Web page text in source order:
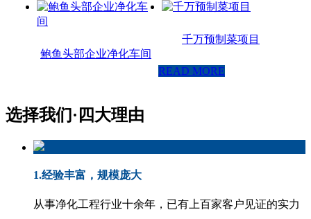
鲍鱼头部企业净化车间
千万预制菜项目
READ MORE
选择我们· 四大理由
1.经验丰富，规模庞大
从事净化工程行业十余年，已有上百家客户见证的实力